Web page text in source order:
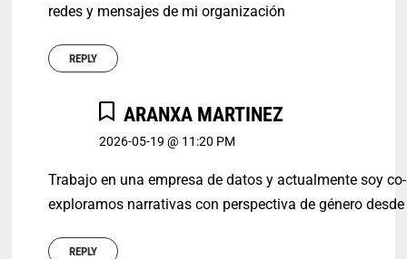
redes y mensajes de mi organización
REPLY
ARANXA MARTINEZ
2026-05-19 @ 11:20 PM
Trabajo en una empresa de datos y actualmente soy
exploramos narrativas con perspectiva de género
REPLY